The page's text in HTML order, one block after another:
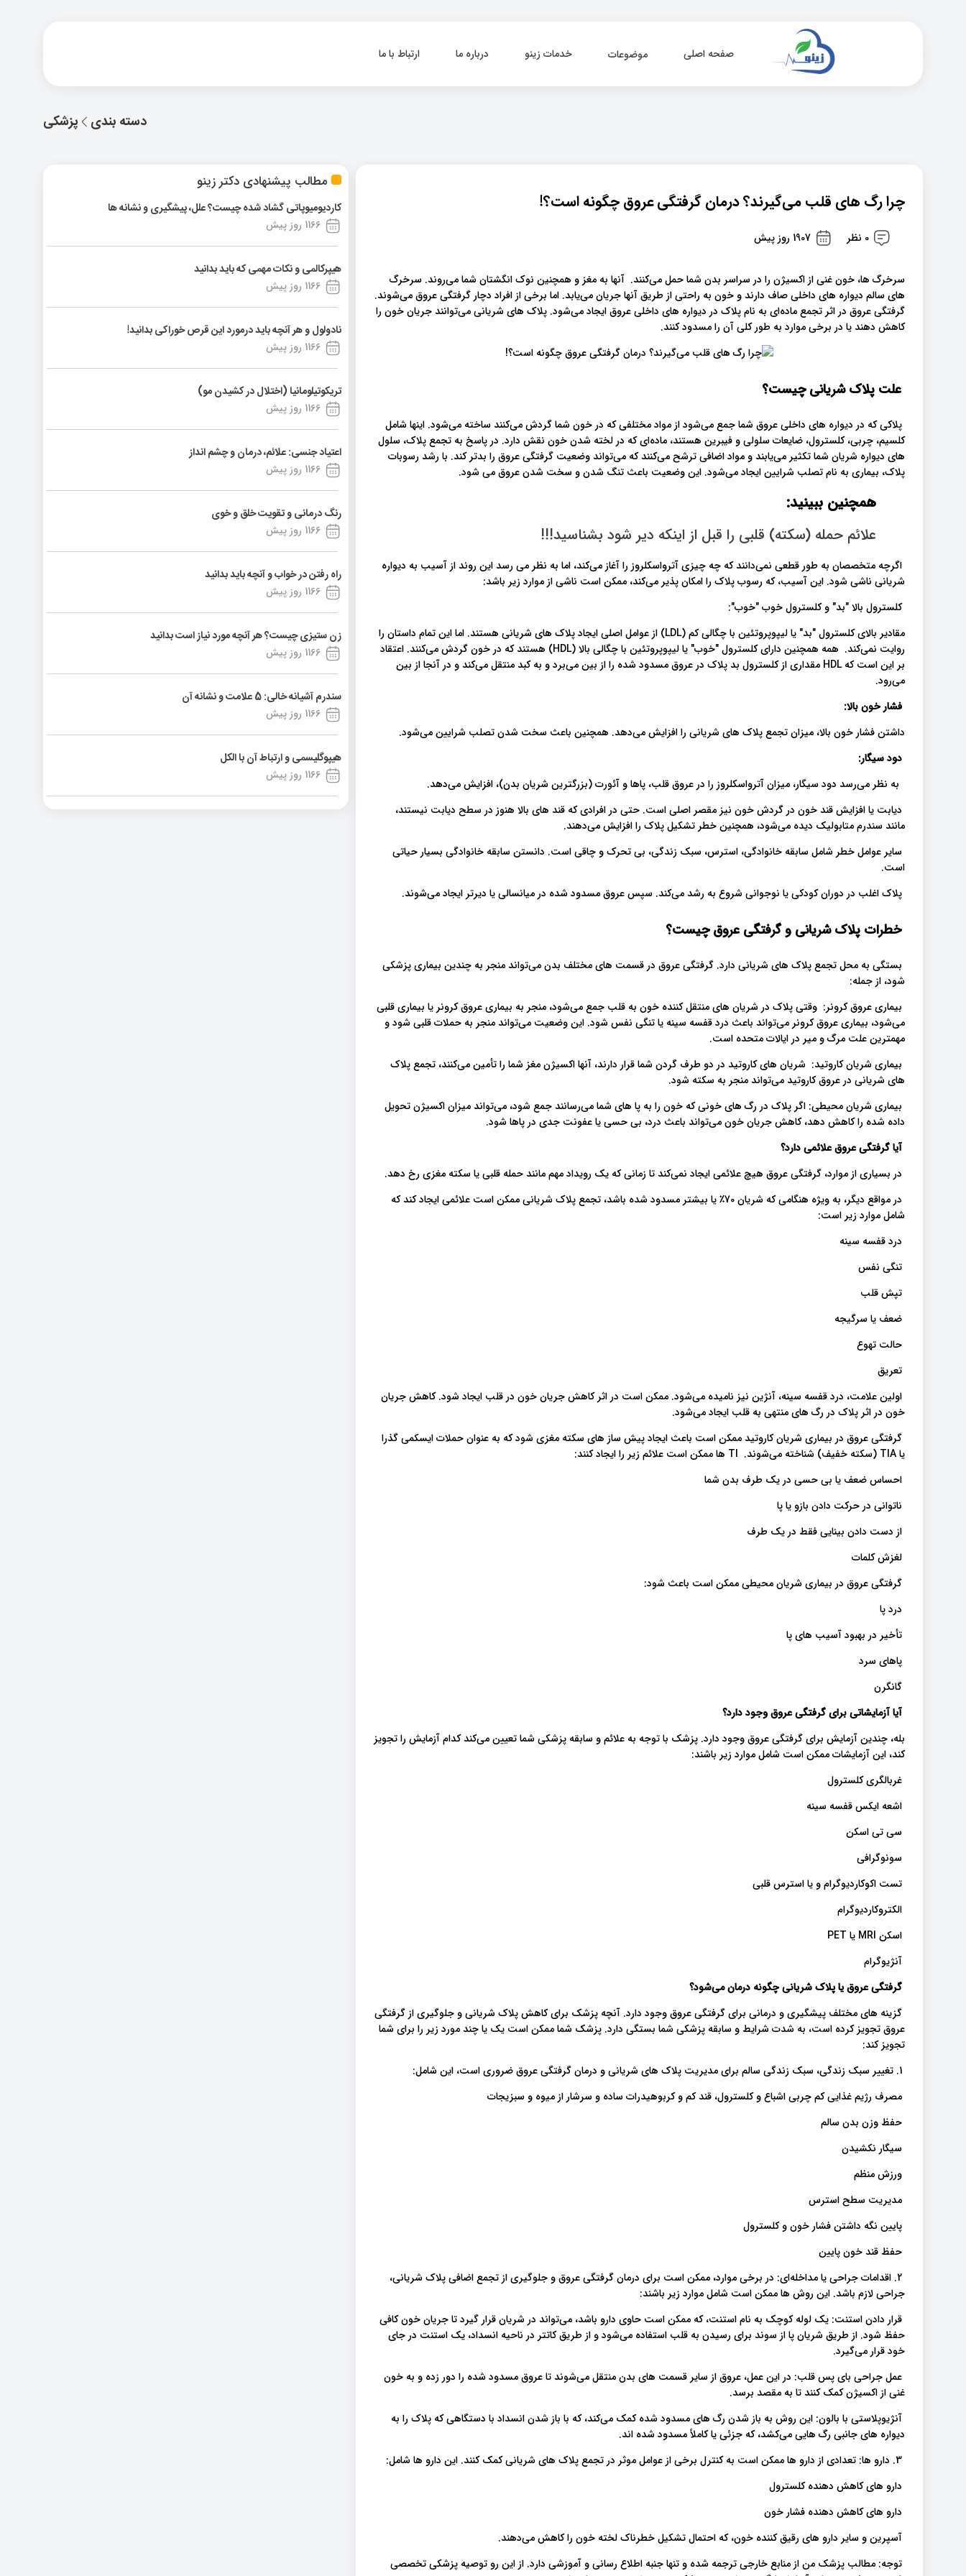
صفحه اصلی موضوعات خدمات زینو درباره ما ارتباط با ما
پزشکی دسته بندی
مطالب پیشنهادی دکتر زینو
کاردیومیوپاتی گشاد شده چیست؟ علل، پیشگیری و نشانه ها
1166 روز پیش
هیپرکالمی و نکات مهمی که باید بدانید
1166 روز پیش
نادولول و هر آنچه باید درمورد این قرص خوراکی بدانید!
1166 روز پیش
تریکوتیلومانیا (اختلال در کشیدن مو)
1166 روز پیش
اعتیاد جنسی: علائم، درمان و چشم انداز
1166 روز پیش
رنگ درمانی و تقویت خلق و خوی
1166 روز پیش
راه رفتن در خواب و آنچه باید بدانید
1166 روز پیش
زن ستیزی چیست؟ هر آنچه مورد نیاز است بدانید
1166 روز پیش
سندرم آشیانه خالی: 5 علامت و نشانه آن
1166 روز پیش
هیپوگلیسمی و ارتباط آن با الکل
1166 روز پیش
چرا رگ های قلب می‌گیرند؟ درمان گرفتگی عروق چگونه است؟!
0 نظر 1907 روز پیش
سرخرگ ها، خون غنی از اکسیژن را در سراسر بدن شما حمل می‌کنند. آنها به مغز و همچنین نوک انگشتان شما می‌روند. سرخرگ
های سالم دیواره های داخلی صاف دارند و خون به راحتی از طریق آنها جریان می‌یابد. اما برخی از افراد دچار گرفتگی عروق می‌شوند.
گرفتگی عروق در اثر تجمع ماده‌ای به نام پلاک در دیواره های داخلی عروق ایجاد می‌شود. پلاک های شریانی می‌توانند جریان خون را
کاهش دهند یا در برخی موارد به طور کلی آن را مسدود کنند.
علت پلاک شریانی چیست؟
پلاکی که در دیواره های داخلی عروق شما جمع می‌شود از مواد مختلفی که در خون شما گردش می‌کنند ساخته می‌شود. اینها شامل
کلسیم، چربی، کلسترول، ضایعات سلولی و فیبرین هستند، ماده‌ای که در لخته شدن خون نقش دارد. در پاسخ به تجمع پلاک، سلول
های دیواره شریان شما تکثیر می‌یابند و مواد اضافی ترشح می‌کنند که می‌تواند وضعیت گرفتگی عروق را بدتر کند. با رشد رسوبات
پلاک، بیماری به نام تصلب شرایین ایجاد می‌شود. این وضعیت باعث تنگ شدن و سخت شدن عروق می شود.
همچنین ببینید:
علائم حمله (سکته) قلبی را قبل از اینکه دیر شود بشناسید!!!
اگرچه متخصصان به طور قطعی نمی‌دانند که چه چیزی آترواسکلروز را آغاز می‌کند، اما به نظر می رسد این روند از آسیب به دیواره
شریانی ناشی شود. این آسیب، که رسوب پلاک را امکان پذیر می‌کند، ممکن است ناشی از موارد زیر باشد:
کلسترول بالا "بد" و کلسترول خوب "خوب":
مقادیر بالای کلسترول "بد" یا لیپوپروتئین با چگالی کم (LDL) از عوامل اصلی ایجاد پلاک های شریانی هستند. اما این تمام داستان را
روایت نمی‌کند. همه همچنین دارای کلسترول "خوب" یا لیپوپروتئین با چگالی بالا (HDL) هستند که در خون گردش می‌کنند. اعتقاد
بر این است که HDL مقداری از کلسترول بد پلاک در عروق مسدود شده را از بین می‌برد و به کبد منتقل می‌کند و در آنجا از بین
می‌رود.
فشار خون بالا:
داشتن فشار خون بالا، میزان تجمع پلاک های شریانی را افزایش می‌دهد. همچنین باعث سخت شدن تصلب شرایین می‌شود.
دود سیگار:
به نظر می‌رسد دود سیگار، میزان آترواسکلروز را در عروق قلب، پاها و آئورت (بزرگترین شریان بدن)، افزایش می‌دهد.
دیابت یا افزایش قند خون در گردش خون نیز مقصر اصلی است. حتی در افرادی که قند های بالا هنوز در سطح دیابت نیستند،
مانند سندرم متابولیک دیده می‌شود، همچنین خطر تشکیل پلاک را افزایش می‌دهند.
سایر عوامل خطر شامل سابقه خانوادگی‌، استرس‌، سبک زندگی، بی تحرک و چاقی است. دانستن سابقه خانوادگی بسیار حیاتی
است.
پلاک اغلب در دوران کودکی یا نوجوانی شروع به رشد می‌کند. سپس عروق مسدود شده در میانسالی یا دیرتر ایجاد می‌شوند.
خطرات پلاک شریانی و گرفتگی عروق چیست؟
بستگی به محل تجمع پلاک های شریانی دارد. گرفتگی عروق در قسمت های مختلف بدن می‌تواند منجر به چندین بیماری پزشکی
شود، از جمله:
بیماری عروق کرونر: وقتی پلاک در شریان های منتقل کننده خون به قلب جمع می‌شود، منجر به بیماری عروق کرونر یا بیماری قلبی
می‌شود، بیماری عروق کرونر می‌تواند باعث درد قفسه سینه یا تنگی نفس شود. این وضعیت می‌تواند منجر به حملات قلبی شود و
مهمترین علت مرگ و میر در ایالات متحده است.
بیماری شریان کاروتید: شریان های کاروتید در دو طرف گردن شما قرار دارند، آنها اکسیژن مغز شما را تأمین می‌کنند، تجمع پلاک
های شریانی در عروق کاروتید می‌تواند منجر به سکته شود.
بیماری شریان محیطی: اگر پلاک در رگ های خونی که خون را به پا های شما می‌رسانند جمع شود، می‌تواند میزان اکسیژن تحویل
داده شده را کاهش دهد، کاهش جریان خون می‌تواند باعث درد، بی حسی یا عفونت جدی در پاها شود.
آیا گرفتگی عروق علائمی دارد؟
در بسیاری از موارد، گرفتگی عروق هیچ علائمی ایجاد نمی‌کند تا زمانی که یک رویداد مهم مانند حمله قلبی یا سکته مغزی رخ دهد.
در مواقع دیگر، به ویژه هنگامی که شریان 70٪ یا بیشتر مسدود شده باشد، تجمع پلاک شریانی ممکن است علائمی ایجاد کند که
شامل موارد زیر است:
درد قفسه سینه
تنگی نفس
تپش قلب
ضعف یا سرگیجه
حالت تهوع
تعریق
اولین علامت، درد قفسه سینه، آنژین نیز نامیده می‌شود. ممکن است در اثر کاهش جریان خون در قلب ایجاد شود. کاهش جریان
خون در اثر پلاک در رگ های منتهی به قلب ایجاد می‌شود.
گرفتگی عروق در بیماری شریان کاروتید ممکن است باعث ایجاد پیش ساز های سکته مغزی شود که به عنوان حملات ایسکمی گذرا
یا TIA (سکته خفیف) شناخته می‌شوند. TI ها ممکن است علائم زیر را ایجاد کنند:
احساس ضعف یا بی حسی در یک طرف بدن شما
ناتوانی در حرکت دادن بازو یا پا
از دست دادن بینایی فقط در یک طرف
لغزش کلمات
گرفتگی عروق در بیماری شریان محیطی ممکن است باعث شود:
درد پا
تأخیر در بهبود آسیب های پا
پاهای سرد
گانگرن
آیا آزمایشاتی برای گرفتگی عروق وجود دارد؟
بله، چندین آزمایش برای گرفتگی عروق وجود دارد. پزشک با توجه به علائم و سابقه پزشکی شما تعیین می‌کند کدام آزمایش را تجویز
کند، این آزمایشات ممکن است شامل موارد زیر باشند:
غربالگری کلسترول
اشعه ایکس قفسه سینه
سی تی اسکن
سونوگرافی
تست اکوکاردیوگرام و یا استرس قلبی
الکتروکاردیوگرام
اسکن MRI یا PET
آنژیوگرام
گرفتگی عروق یا پلاک شریانی چگونه درمان می‌شود؟
گزینه های مختلف پیشگیری و درمانی برای گرفتگی عروق وجود دارد. آنچه پزشک برای کاهش پلاک شریانی و جلوگیری از گرفتگی
عروق تجویز کرده است، به شدت شرایط و سابقه پزشکی شما بستگی دارد. پزشک شما ممکن است یک یا چند مورد زیر را برای شما
تجویز کند:
مصرف رژیم غذایی کم چربی اشباع و کلسترول، قند کم و کربوهیدرات ساده و سرشار از میوه و سبزیجات
حفظ وزن بدن سالم
سیگار نکشیدن
ورزش منظم
مدیریت سطح استرس
پایین نگه داشتن فشار خون و کلسترول
حفظ قند خون پایین
2. اقدامات جراحی یا مداخله‌ای: در برخی موارد، ممکن است برای درمان گرفتگی عروق و جلوگیری از تجمع اضافی پلاک شریانی،
جراحی لازم باشد. این روش ها ممکن است شامل موارد زیر باشند:
قرار دادن استنت: یک لوله کوچک به نام استنت، که ممکن است حاوی دارو باشد، می‌تواند در شریان قرار گیرد تا جریان خون کافی
حفظ شود. از طریق شریان پا از سوند برای رسیدن به قلب استفاده می‌شود و از طریق کاتتر در ناحیه انسداد، یک استنت در جای
خود قرار می‌گیرد.
عمل جراحی بای پس قلب: در این عمل، عروق از سایر قسمت های بدن منتقل می‌شوند تا عروق مسدود شده را دور زده و به خون
غنی از اکسیژن کمک کنند تا به مقصد برسد.
آنژیوپلاستی با بالون: این روش به باز شدن رگ های مسدود شده کمک می‌کند، که با باز شدن انسداد با دستگاهی که پلاک را به
دیواره های جانبی رگ هایی می‌کشد، که جزئی یا کاملاً مسدود شده اند.
دارو های کاهش دهنده کلسترول
دارو های کاهش دهنده فشار خون
آسپرین و سایر دارو های رقیق کننده خون، که احتمال تشکیل خطرناک لخته خون را کاهش می‌دهند.
توجه: مطالب پزشک من از منابع خارجی ترجمه شده و تنها جنبه اطلاع رسانی و آموزشی دارد. از این رو توصیه پزشکی تخصصی